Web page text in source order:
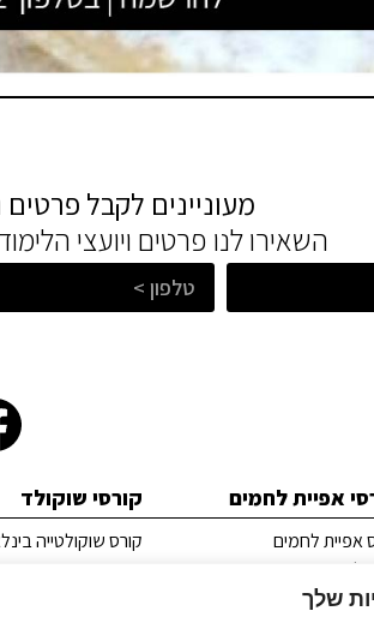
שלך
מעוניינים לקבל
השאירו לנו פרטים ויועצי
אפיית לחמים
אפיית לחמים
לחם מתקדם
קורסי שוקולד
קורס שוקולטייה